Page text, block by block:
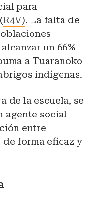
para
R4V). La falta de
un 66%
a Tuaranoko
indígenas.
de la escuela, se
agente social
entre
forma eficaz y